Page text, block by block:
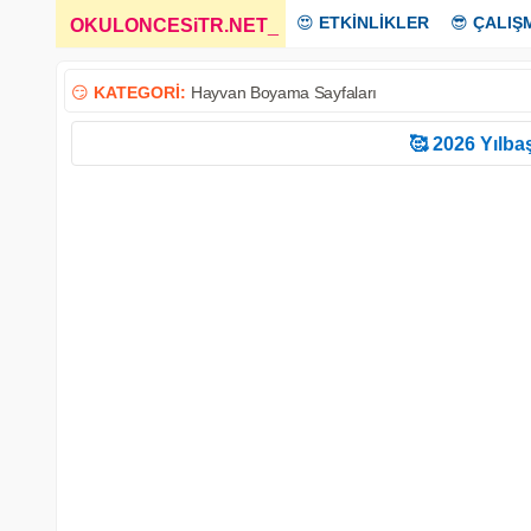
OKULONCESiTR.NET 😍 ETKİNLİKLER 😎
😏 KATEGORİ: Hayvan Boyama Sayfaları
🥰 2026